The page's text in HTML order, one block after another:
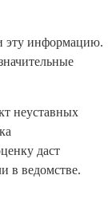
эту информацию.
неуставных
даст
в ведомстве.